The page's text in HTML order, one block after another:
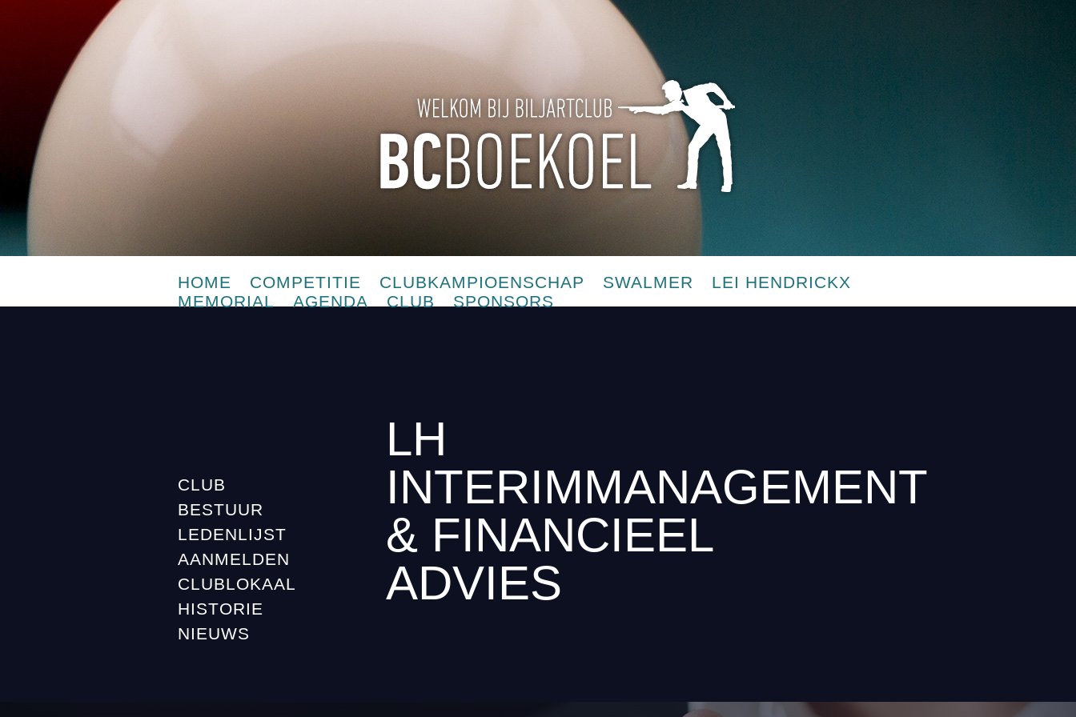
HOME COMPETITIE CLUBKAMPIOENSCHAP SWALMER
LEI HENDRICKX
MEMORIAL
AGENDA CLUB SPONSORS
CLUB
BESTUUR
LEDENLIJST
AANMELDEN
CLUBLOKAAL
HISTORIE
NIEUWS
LH
INTERIMMANAGEMENT
& FINANCIEEL
ADVIES